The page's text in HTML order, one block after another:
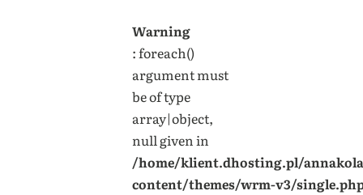
Warning
: foreach()
argument must
be of type
array|object,
null given in
/home/klient.dhosting.pl/
content/themes/wrm-v3/